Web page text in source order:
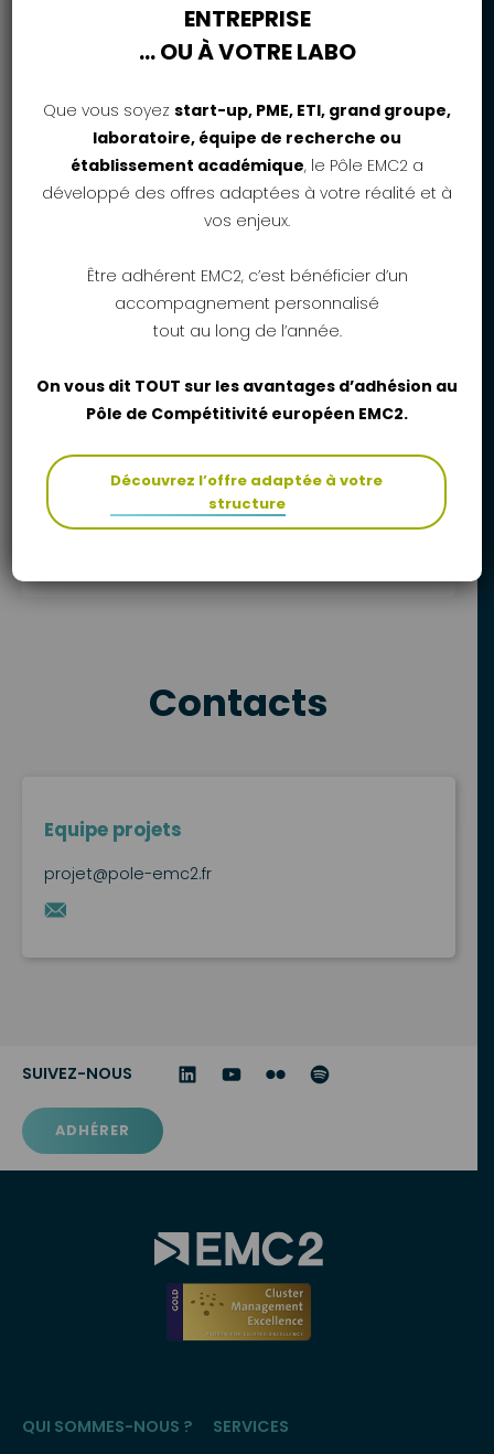
Montant des projets attendus
Les projets présentent une assiette de
et 3 000 000 €.
Nature de l'aide
ALLER SUR LE SITE DU FINANCEUR
TÉLÉCHARGER LES DOCUMENTS
MIS À DISPOSITION
Contacts
Equipe projets
projet@pole-emc2.fr
SUIVEZ-NOUS
ADHÉRER
principal
QUI SOMMES-NOUS ? SERVICES
ENTREPRISE
… OU À VOTRE LABO
Que vous soyez start-up, PME, ETI, grand groupe,
laboratoire, équipe de recherche ou
établissement académique, le Pôle EMC2 a
développé des offres adaptées à votre réalité et à
vos enjeux.
Être adhérent EMC2, c’est bénéficier d’un
accompagnement personnalisé
tout au long de l’année.
On vous dit TOUT sur les avantages d’adhésion au
Pôle de Compétitivité européen EMC2.
Découvrez l’offre adaptée à votre
structure